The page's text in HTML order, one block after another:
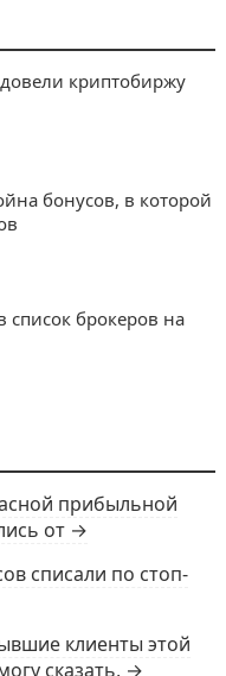
криптобиржу
бонусов, в которой
брокеров на
прибыльной
от →
списали по стоп-
клиенты этой
сказать, →